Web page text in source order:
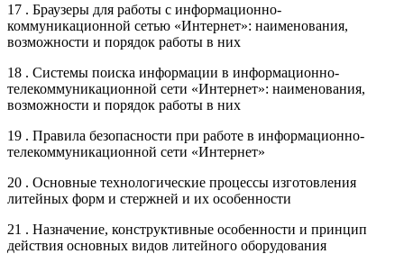
17 . Браузеры для работы с информационно-
коммуникационной сетью «Интернет»: наименования,
возможности и порядок работы в них
18 . Системы поиска информации в информационно-
телекоммуникационной сети «Интернет»: наименования,
возможности и порядок работы в них
19 . Правила безопасности при работе в информационно-
телекоммуникационной сети «Интернет»
20 . Основные технологические процессы изготовления
литейных форм и стержней и их особенности
21 . Назначение, конструктивные особенности и принцип
действия основных видов литейного оборудования